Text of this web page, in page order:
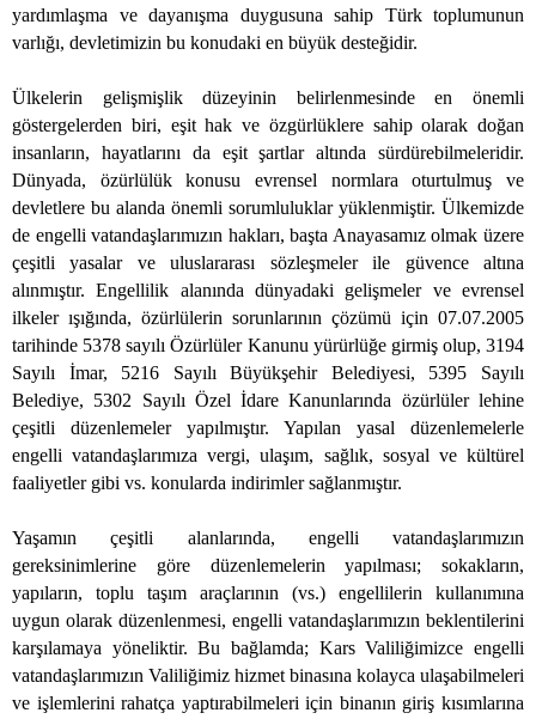
yardımlaşma ve dayanışma duygusuna sahip Türk toplumunun
varlığı, devletimizin bu konudaki en büyük desteğidir.
Ülkelerin gelişmişlik düzeyinin belirlenmesinde en önemli
göstergelerden biri, eşit hak ve özgürlüklere sahip olarak doğan
insanların, hayatlarını da eşit şartlar altında sürdürebilmeleridir.
Dünyada, özürlülük konusu evrensel normlara oturtulmuş ve
devletlere bu alanda önemli sorumluluklar yüklenmiştir. Ülkemizde
de engelli vatandaşlarımızın hakları, başta Anayasamız olmak üzere
çeşitli yasalar ve uluslararası sözleşmeler ile güvence altına
alınmıştır. Engellilik alanında dünyadaki gelişmeler ve evrensel
ilkeler ışığında, özürlülerin sorunlarının çözümü için 07.07.2005
tarihinde 5378 sayılı Özürlüler Kanunu yürürlüğe girmiş olup, 3194
Sayılı İmar, 5216 Sayılı Büyükşehir Belediyesi, 5395 Sayılı
Belediye, 5302 Sayılı Özel İdare Kanunlarında özürlüler lehine
çeşitli düzenlemeler yapılmıştır. Yapılan yasal düzenlemelerle
engelli vatandaşlarımıza vergi, ulaşım, sağlık, sosyal ve kültürel
faaliyetler gibi vs. konularda indirimler sağlanmıştır.
Yaşamın çeşitli alanlarında, engelli vatandaşlarımızın
gereksinimlerine göre düzenlemelerin yapılması; sokakların,
yapıların, toplu taşım araçlarının (vs.) engellilerin kullanımına
uygun olarak düzenlenmesi, engelli vatandaşlarımızın beklentilerini
karşılamaya yöneliktir.Bu bağlamda; Kars Valiliğimizce engelli
vatandaşlarımızın Valiliğimiz hizmet binasına kolayca ulaşabilmeleri
ve işlemlerini rahatça yaptırabilmeleri için binanın giriş kısımlarına